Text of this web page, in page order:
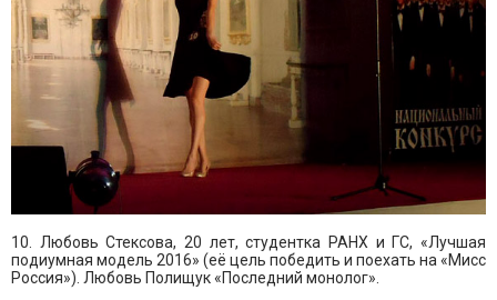
10. Любовь Стексова, 20 лет, студентка РАНХ и ГС, «Лучшая
подиумная модель 2016» (её цель победить и поехать на «Мисс
Россия»). Любовь Полищук «Последний монолог».